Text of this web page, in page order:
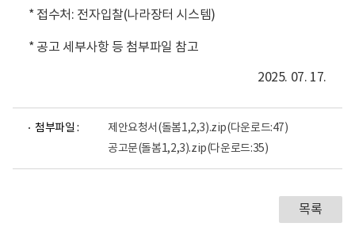
* 접수처: 전자입찰(나라장터 시스템)
* 공고 세부사항 등 첨부파일 참고
2025. 07. 17.
첨부파일 : 제안요청서(돌봄1,2,3).zip(다운로드:47)
공고문(돌봄1,2,3).zip(다운로드:35)
목록